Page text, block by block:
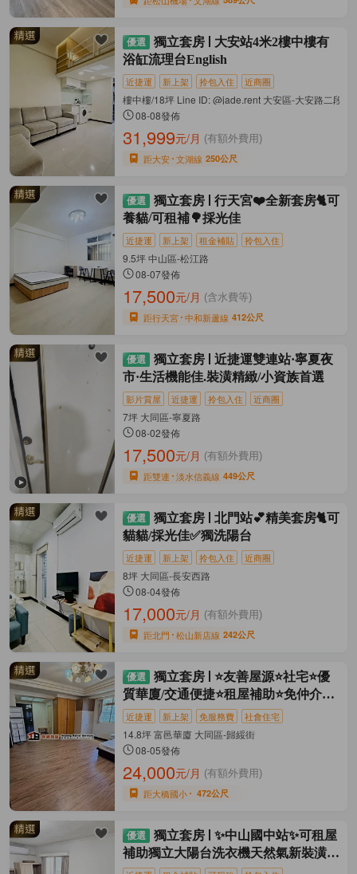
獨立套房
大安站4米2樓中樓有
浴缸流理台English
近捷運 新上架 拎包入住 近商圈
樓中樓/18坪 Line ID: @jade.rent 大安區-大安路二段
08-08發佈
31,999元/月 (有額外費用)
距大安 文湖線 250公尺
獨立套房
行天宮❤️全新套房🐈可
養貓/可租補🌳採光佳
近捷運 新上架 租金補貼 拎包入住
9.5坪 中山區-松江路
08-07發佈
17,500元/月 (含水費等)
距行天宮 中和新蘆線 412公尺
獨立套房
近捷運雙連站·寧夏夜
市·生活機能佳.裝潢精緻/小資族首選
影片賞屋 近捷運 拎包入住 近商圈
7坪 大同區-寧夏路
08-02發佈
17,500元/月 (有額外費用)
距雙連 淡水信義線 449公尺
獨立套房
北門站💕精美套房🐈可
貓貓/採光佳✅獨洗陽台
近捷運 新上架 拎包入住 近商圈
8坪 大同區-長安西路
08-04發佈
17,000元/月 (有額外費用)
距北門 松山新店線 242公尺
獨立套房
⭐友善屋源⭐社宅⭐優
質華廈/交通便捷⭐租屋補助⭐免仲介費
⭐近捷運 新上架 免服務費 社會住宅
14.8坪 富邑華廈 大同區-歸綏街
08-05發佈
24,000元/月 (有額外費用)
距大橋國小 472公尺
獨立套房
✨中山國中站✨可租屋
補助獨立大陽台洗衣機天然氣新裝潢家
電